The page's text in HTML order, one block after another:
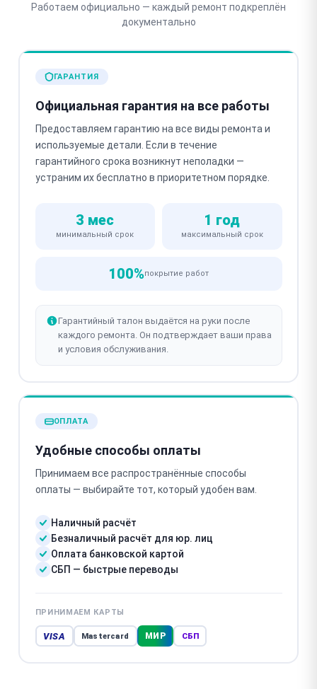
Работаем официально — каждый ремонт подкреплён
документально
ГАРАНТИЯ
Официальная гарантия на все работы
Предоставляем гарантию на все виды ремонта и
используемые детали. Если в течение
гарантийного срока возникнут неполадки —
устраним их бесплатно в приоритетном порядке.
3 мес
минимальный срок
1 год
максимальный срок
100%покрытие работ
Гарантийный талон выдаётся на руки после
каждого ремонта. Он подтверждает ваши права
и условия обслуживания.
ОПЛАТА
Удобные способы оплаты
Принимаем все распространённые способы
оплаты — выбирайте тот, который удобен вам.
Наличный расчёт
Безналичный расчёт для юр. лиц
Оплата банковской картой
СБП — быстрые переводы
ПРИНИМАЕМ КАРТЫ
VISA Mastercard МИР СБП